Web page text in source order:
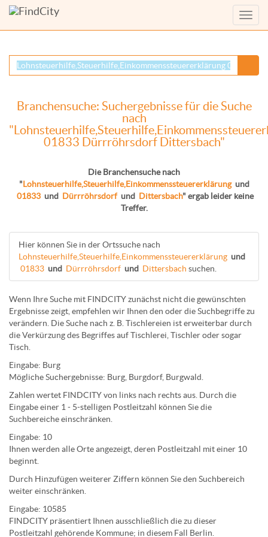
Menü
Branchensuche: Suchergebnisse für die Suche
nach
01833 Dürrröhrsdorf Dittersbach"
Die Branchensuche nach
"Lohnsteuerhilfe,Steuerhilfe,Einkommenssteuererklärung und
01833 und Dürrröhrsdorf und Dittersbach" ergab leider keine
Treffer.
Hier können Sie in der Ortssuche nach
Lohnsteuerhilfe,Steuerhilfe,Einkommenssteuererklärung und
01833 und Dürrröhrsdorf und Dittersbach suchen.
Wenn Ihre Suche mit FINDCITY zunächst nicht die gewünschten
Ergebnisse zeigt, empfehlen wir Ihnen den oder die Suchbegriffe zu
verändern. Die Suche nach z. B. Tischlereien ist erweiterbar durch
die Verkürzung des Begriffes aufTischlerei Tischleroder sogar
Tisch
Eingabe: Burg
Mögliche Suchergebnisse: Burg Burgdorf, Burgwald.
Zahlen wertet FINDCITY von links nach rechts aus. Durch die
Eingabe einer 1 - 5-stelligen Postleitzahl können Sie die
Suchbereiche einschränken.
Eingabe: 10
Ihnen werden alle Orteangezeigt, deren Postleitzahl mit einer 10
beginnt.
Durch Hinzufügen weiterer Ziffern können Sie den Suchbereich
weiter einschränken.
Eingabe: 10585
FINDCITY präsentiert Ihnen ausschließlich die zu dieser
Postleitzahl gehörende Kommune; in diesem Fall Berlin.